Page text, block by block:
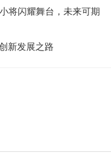
将闪耀舞台，未来可期
新发展之路